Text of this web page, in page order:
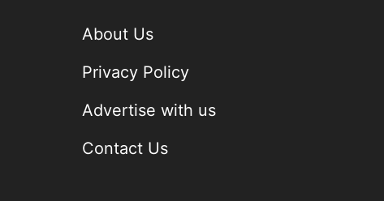
About Us
Privacy Policy
Advertise with us
Contact Us